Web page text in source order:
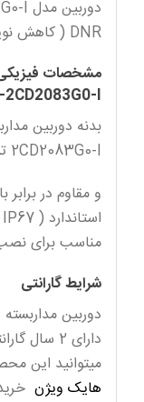
DNR ( کاهش نویز در شب ) نیز پشتیبانی میکند
مشخصات
2CD2083G0-I
2CD2083G0-I تشکیل شده از فلز است .
و مقاوم در
استاندارد ( IP67 )
مناسب برای
شرایط گارانتی
دارای 2
میتوانید این
هایک ویژن